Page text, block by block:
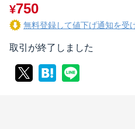
¥750
無料登録して値下げ通知を受
取引が終了しました